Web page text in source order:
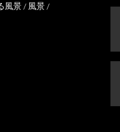
風景/ 風景/